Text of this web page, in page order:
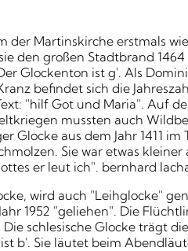
der Martinskirche erstmals
den großen Stadtbrand
Glockenton ist g'. Als
befindet sich die
"hilf Got und Maria". Auf
mussten auch
Glocke aus dem Jahr 1411
Sie war etwas
er leut ich". bernhard
wird auch "Leihglocke"
1952 "geliehen". Die
schlesische Glocke trägt
b'. Sie läutet beim